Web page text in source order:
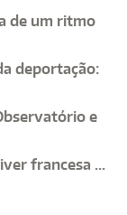
de um ritmo
deportação:
e
francesa ...